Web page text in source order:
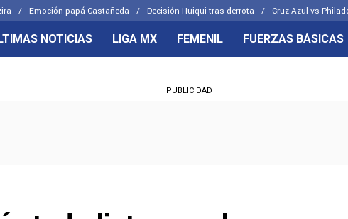
Emoción papá Castañeda Decisión Huiqui tras derrota Cruz Azul vs
CELESTES
NOTICIAS LIGA MX FEMENIL FUERZAS BÁSICAS
PUBLICIDAD